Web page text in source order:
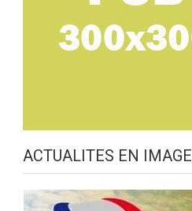
ACTUALITES EN IMAGE